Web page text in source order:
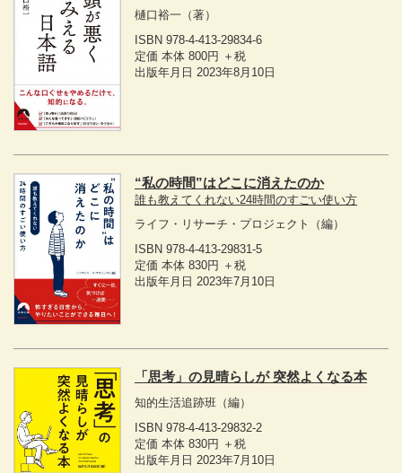
樋口裕一 （著）
ISBN 978-4-413-29834-6
定価 本体 800円 ＋税
出版年月日 2023年8月10日
“私の時間”はどこに消えたのか
誰も教えてくれない24時間のすごい使い方
ライフ・リサーチ・プロジェクト
（編）
ISBN 978-4-413-29831-5
定価 本体 830円 ＋税
出版年月日 2023年7月10日
「思考」の見晴らしが 突然よくなる本
知的生活追跡班 （編）
ISBN 978-4-413-29832-2
定価 本体 830円 ＋税
出版年月日 2023年7月10日